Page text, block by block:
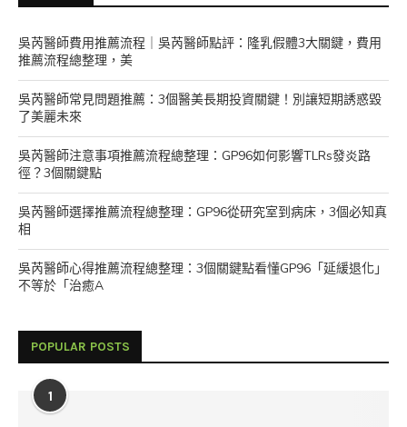
吳芮醫師費用推薦流程｜吳芮醫師點評：隆乳假體3大關鍵，費用
推薦流程總整理，美
吳芮醫師常見問題推薦：3個醫美長期投資關鍵！別讓短期誘惑毀
了美麗未來
吳芮醫師注意事項推薦流程總整理：GP96如何影響TLRs發炎路
徑？3個關鍵點
吳芮醫師選擇推薦流程總整理：GP96從研究室到病床，3個必知真
相
吳芮醫師心得推薦流程總整理：3個關鍵點看懂GP96「延緩退化」
不等於「治癒A
POPULAR POSTS
1